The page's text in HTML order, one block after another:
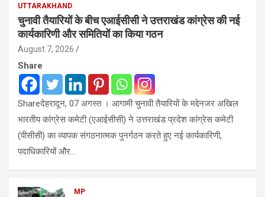
UTTARAKHAND
चुनावी तैयारियों के बीच एआईसीसी ने उत्तराखंड कांग्रेस की नई
कार्यकारिणी और समितियों का किया गठन
August 7, 2026
Share
Shareदेहरादून, 07 अगस्त । आगामी चुनावी तैयारियों के मद्देनजर अखिल
भारतीय कांग्रेस कमेटी (एआईसीसी) ने उत्तराखंड प्रदेश कांग्रेस कमेटी
(पीसीसी) का व्यापक संगठनात्मक पुनर्गठन करते हुए नई कार्यकारिणी,
पदाधिकारियों और…
MP